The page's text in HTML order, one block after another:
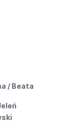
/ Beata